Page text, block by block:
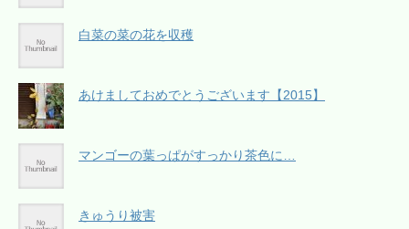
白菜の菜の花を収穫
あけましておめでとうございます【2015】
マンゴーの葉っぱがすっかり茶色に…
きゅうり被害